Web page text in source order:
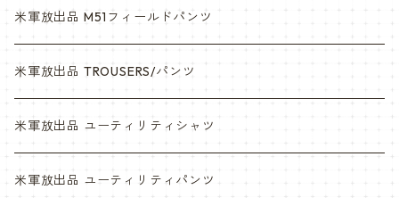
デザート
デザートマーパット
ABU
NWU
6c
デザート
デザートマーパット
ABU
米軍放出品 M51フィールドパンツ
米軍放出品 TROUSERS/パンツ
米軍放出品 ユーティリティシャツ
米軍放出品 ユーティリティパンツ